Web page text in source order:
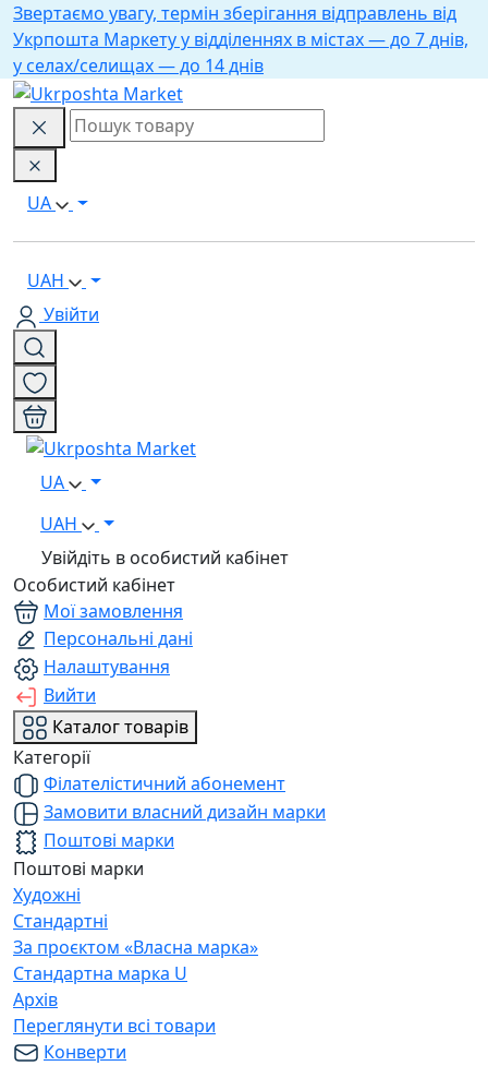
Звертаємо увагу, термін зберігання відправлень від
Укрпошта Маркету у відділеннях в містах — до 7 днів,
у селах/селищах — до 14 днів
UA
UAH
Увійти
UA
UAH
Увійдіть в особистий кабінет
Особистий кабінет
Мої замовлення
Персональні дані
Налаштування
Вийти
Каталог товарів
Категорії
Філателістичний абонемент
Замовити власний дизайн марки
Поштові марки
Поштові марки
Художні
Стандартні
За проєктом «Власна марка»
Стандартна марка U
Архів
Переглянути всі товари
Конверти